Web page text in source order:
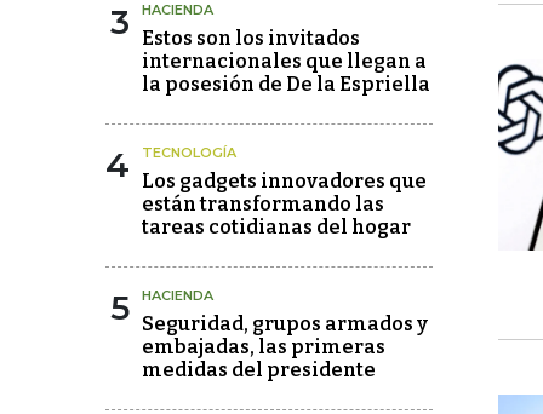
3 HACIENDA
Estos son los invitados
internacionales que llegan a
la posesión de De la Espriella
4 TECNOLOGÍA
Los gadgets innovadores que
están transformando las
tareas cotidianas del hogar
5 HACIENDA
Seguridad, grupos armados y
embajadas, las primeras
medidas del presidente